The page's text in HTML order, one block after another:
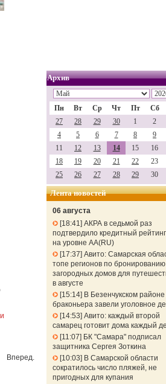
Вперед.
Архив
Пн Вт Ср Чт Пт Сб
27
28 29 30 1 2
4
5 6 7 8 9
11
12 13 14 15 16
18
19 20 21 22 23
25
26 27 28 29 30
Лента новостей
06 августа
18:41 АКРА в седьмой раз
подтвердило кредитный
на уровне АА(RU)
17:37 Авито: Самарская
топе регионов по бронированию
загородных домов для
в августе
15:14 В Безенчукском
браконьера завели уголовное
14:53 Авито: каждый второй
самарец готовит дома каждый
11:07
БК "Самара" подписал
защитника Сергея Зоткина
10:03
В Самарской области
сократилось число пляжей, не
пригодных для купания